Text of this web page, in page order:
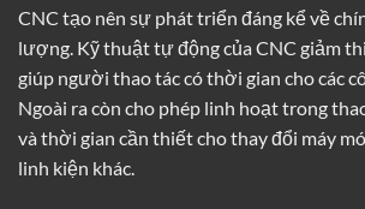
CNC tạo nên sự phát triển đáng kể về
lượng. Kỹ thuật tự động của CNC giảm
giúp người thao tác có thời gian cho các
Ngoài ra còn cho phép linh hoạt trong
và thời gian cần thiết cho thay đổi máy
linh kiện khác.